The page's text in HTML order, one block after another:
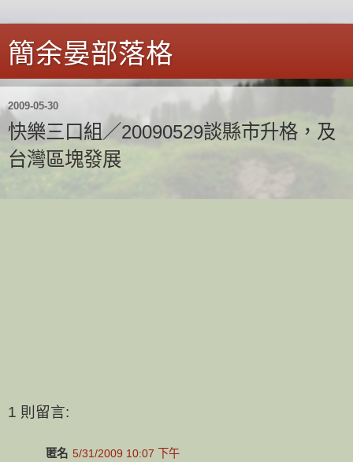
簡余晏部落格
2009-05-30
快樂三口組／20090529談縣市升格，及
台灣區塊發展
1 則留言:
匿名 5/31/2009 10:07 下午